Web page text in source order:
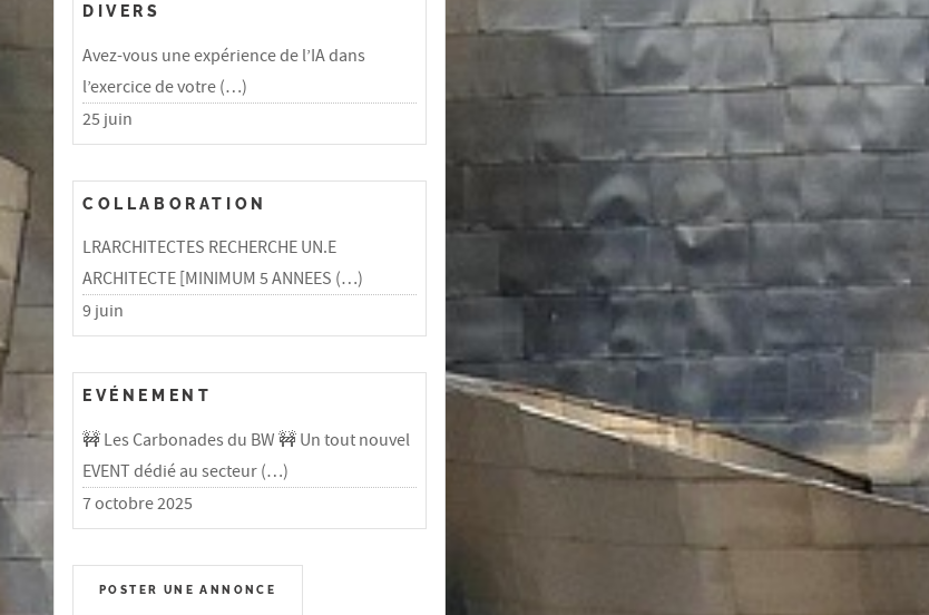
DIVERS
Avez-vous une expérience de l’IA dans
l’exercice de votre (…)
25 juin
COLLABORATION
LRARCHITECTES RECHERCHE UN.E
ARCHITECTE [MINIMUM 5 ANNEES (…)
9 juin
EVÉNEMENT
🚧 Les Carbonades du BW 🚧 Un tout nouvel
EVENT dédié au secteur (…)
7 octobre 2025
POSTER UNE ANNONCE